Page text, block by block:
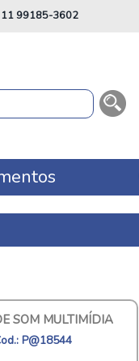
11 99185-3602
SOM MULTIMÍDIA
P@18544